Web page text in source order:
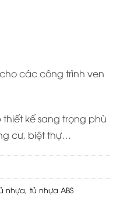
các công trình ven
kế sang trọng phù
cư, biệt thự…
nhựa, tủ nhựa ABS